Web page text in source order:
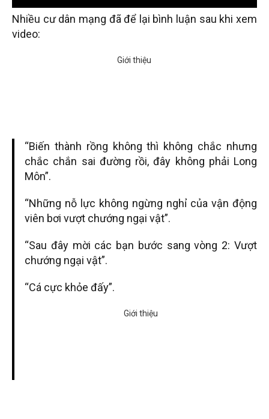
Nhiều cư dân mạng đã để lại bình luận sau khi xem
video:
“Biến thành rồng không thì không chắc nhưng
chắc chắn sai đường rồi, đây không phải Long
Môn”.
“Những nỗ lực không ngừng nghỉ của vận động
viên bơi vượt chướng ngại vật”.
“Sau đây mời các bạn bước sang vòng 2: Vượt
chướng ngại vật”.
“Cá cực khỏe đấy”.